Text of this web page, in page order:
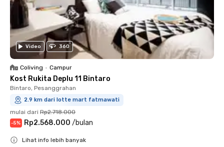
Video 360
Coliving • Campur
Kost Rukita Deplu 11 Bintaro
Bintaro, Pesanggrahan
2.9 km dari lotte mart fatmawati
mulai dari Rp2.718.000
-5% Rp2.568.000 /bulan
Lihat info lebih banyak